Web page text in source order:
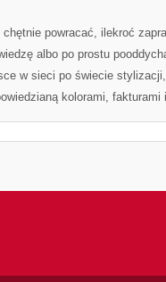
powracać, ilekroć
albo po prostu
w sieci po świecie
kolorami, fakturami